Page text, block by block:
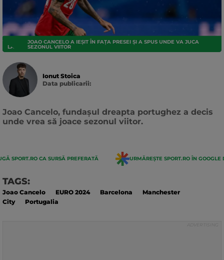
LA LIGA
JOAO CANCELO A IEȘIT ÎN FAȚA PRESEI ȘI A SPUS UNDE VA JUCA
SEZONUL VIITOR
Ionut Stoica
Data publicarii:
Joao Cancelo, fundașul dreapta portughez a decis
unde vrea să joace sezonul viitor.
SPORT.RO CA SURSĂ PREFERATĂ URMĂREȘTE SPORT.RO ÎN GOOGLE
TAGS:
Joao Cancelo EURO 2024 Barcelona
Manchester
City
Portugalia